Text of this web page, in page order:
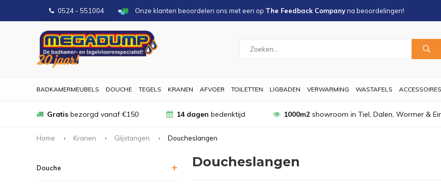
0524 - 551004 Onze klanten beoordelen ons met een op The Feedback Companyna beoordelingen!
BADKAMERMEUBELS DOUCHE TEGELS KRANEN AFVOER TOILETTEN LIGBADEN VERWARMING WASTAFELS ACCESSOIRES
Gratis bezorgd vanaf €150 14 dagen bedenktijd 1000m2showroom in Tiel, Dalen, Wormer &
Home Kranen Glijstangen Doucheslangen
Douche Doucheslangen